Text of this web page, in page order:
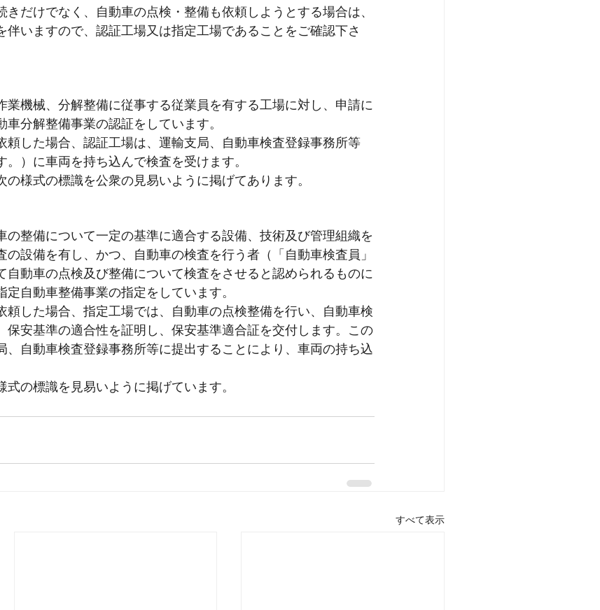
だけでなく、自動車の点検・整備も依頼しようとする場合は、
伴いますので、認証工場又は指定工場であることをご確認下さ
機械、分解整備に従事する従業員を有する工場に対し、申請に
分解整備事業の認証をしています。
した場合、認証工場は、運輸支局、自動車検査登録事務所等
。）に車両を持ち込んで検査を受けます。
様式の標識を公衆の見易いように掲げてあります。
整備について一定の基準に適合する設備、技術及び管理組織を
設備を有し、かつ、自動車の検査を行う者（「自動車検査員」
自動車の点検及び整備について検査をさせると認められるものに
自動車整備事業の指定をしています。
した場合、指定工場では、自動車の点検整備を行い、自動車検
保安基準の適合性を証明し、保安基準適合証を交付します。この
、自動車検査登録事務所等に提出することにより、車両の持ち込
の標識を見易いように掲げています。
すべて表示